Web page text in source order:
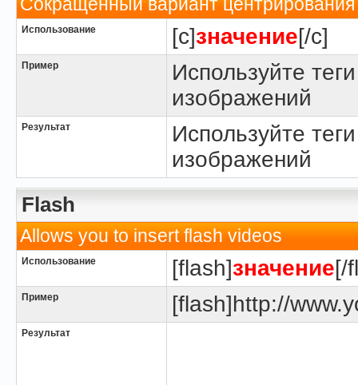
Использование [c]значение[/c]
Пример
Используйте
изображений
Результат
Используйте
изображений
Flash
Allows you to insert flash videos
Использование [flash]значение[/
Пример [flash]http://
Результат